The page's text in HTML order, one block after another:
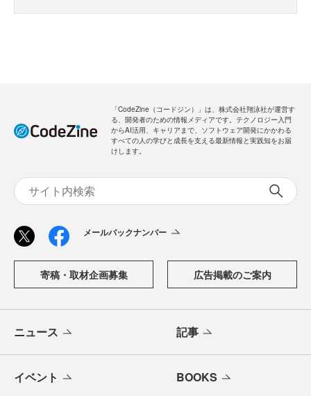
「CodeZine（コードジン）」は、株式会社翔泳社が運営す
る、開発者のための情報メディアです。テクノロジー入門
からAI活用、キャリアまで、ソフトウェア開発にかかわる
すべての人の学びと成長を支える最新情報と実践知をお届
けします。
メールバックナンバー
寄稿・取材企画募集 広告掲載のご案内
ニュース 記事
イベント BOOKS